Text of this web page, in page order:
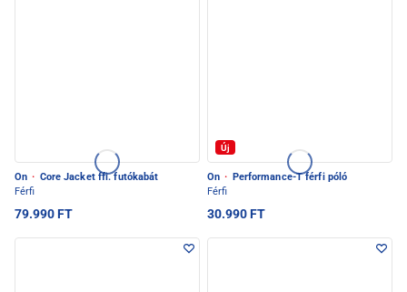
On · Core Jacket ffi. futókabát
Férfi
79.990 FT
Új
On ·
Performance-T férfi póló
Férfi
30.990 FT